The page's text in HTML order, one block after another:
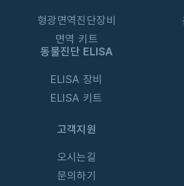
형광면역진단장비
면역 키트
동물진단 ELISA
ELISA 장비
ELISA 키트
고객지원
오시는길
문의하기